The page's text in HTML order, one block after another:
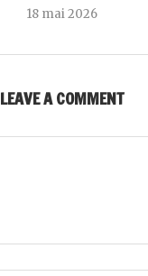
18 mai 2026
LEAVE A COMMENT